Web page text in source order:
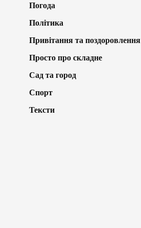
Погода
Політика
Привітання та поздоровлення
Просто про складне
Сад та город
Спорт
Тексти